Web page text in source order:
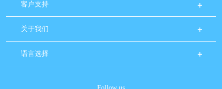
客户支持
关于我们
语言选择